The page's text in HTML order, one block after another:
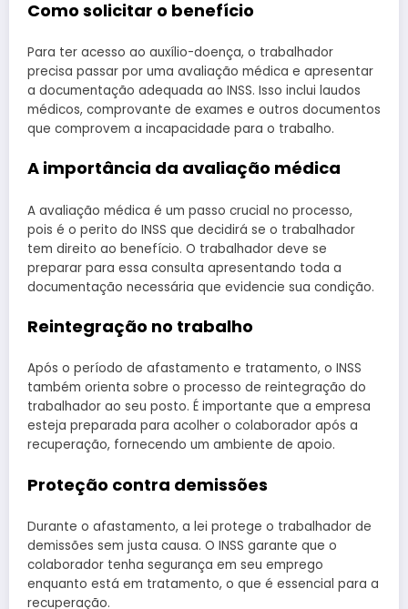
Como solicitar o benefício
Para ter acesso ao auxílio-doença, o trabalhador
precisa passar por uma avaliação médica e apresentar
a documentação adequada ao INSS. Isso inclui laudos
médicos, comprovante de exames e outros documentos
que comprovem a incapacidade para o trabalho.
A importância da avaliação médica
A avaliação médica é um passo crucial no processo,
pois é o perito do INSS que decidirá se o trabalhador
tem direito ao benefício. O trabalhador deve se
preparar para essa consulta apresentando toda a
documentação necessária que evidencie sua condição.
Reintegração no trabalho
Após o período de afastamento e tratamento, o INSS
também orienta sobre o processo de reintegração do
trabalhador ao seu posto. É importante que a empresa
esteja preparada para acolher o colaborador após a
recuperação, fornecendo um ambiente de apoio.
Proteção contra demissões
Durante o afastamento, a lei protege o trabalhador de
demissões sem justa causa. O INSS garante que o
colaborador tenha segurança em seu emprego
enquanto está em tratamento, o que é essencial para a
recuperação.